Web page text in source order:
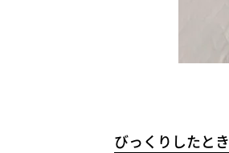
びっくりしたとき